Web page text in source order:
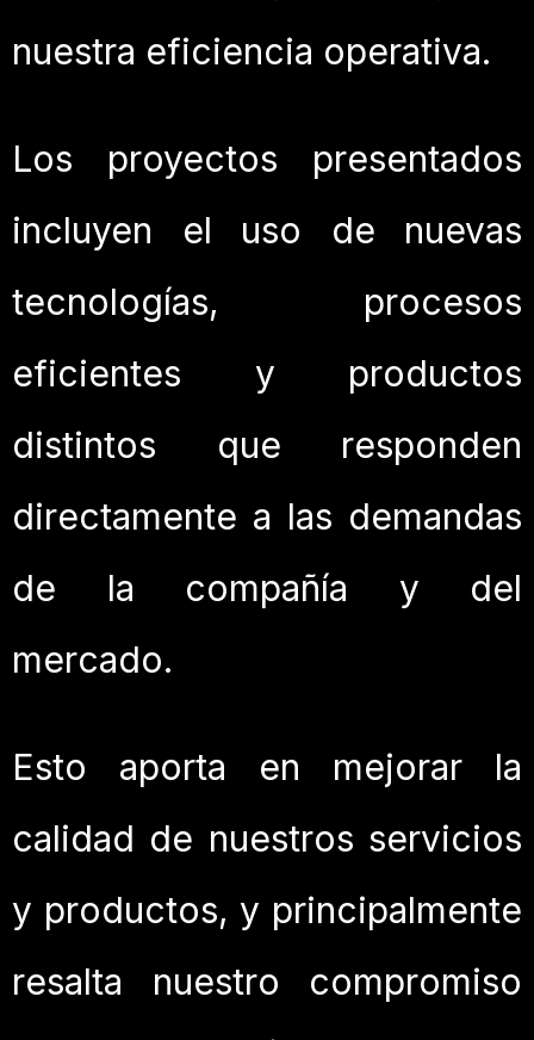
nuestra eficiencia operativa.
Los proyectos presentados
incluyen el uso de nuevas
tecnologías, procesos
eficientes y productos
distintos que responden
directamente a las demandas
de la compañía y del
mercado.
Esto aporta en mejorar la
calidad de nuestros servicios
y productos, y principalmente
resalta nuestro compromiso